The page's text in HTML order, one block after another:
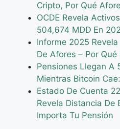
Cripto, Por Qué
OCDE Revela
504,674 MDD En
Informe 2025
De Afores – Por
Pensiones Llegan A
Mientras Bitcoin
Estado De Cuenta
Revela Distancia De
Importa Tu Pensión